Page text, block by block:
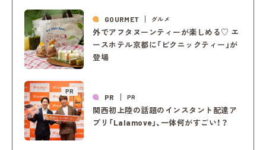
GOURMET グルメ
外でアフタヌーンティーが楽しめる♡ エ
ースホテル京都に「ピクニックティー」が
登場
PR
PR PR
関西初上陸の話題のインスタント配達ア
プリ「Lalamove」、一体何がすごい！？